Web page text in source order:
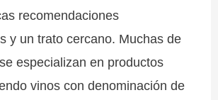
recomendaciones
y un trato cercano. Muchas de
especializan en productos
vinos con denominación de